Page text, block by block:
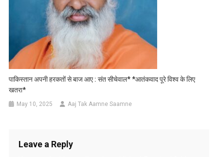
पाकिस्तान अपनी हरकतों से बाज आए : संत सीचेवाल* *आतंकवाद पूरे विश्व के लिए
खतरा*
May 10, 2025 Aaj Tak Aamne Saamne
Leave a Reply